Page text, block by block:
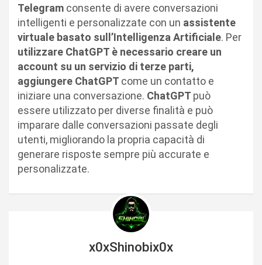
Telegram consente di avere conversazioni
intelligenti e personalizzate con un assistente
virtuale basato sull’Intelligenza Artificiale. Per
utilizzare ChatGPT è necessario creare un
account su un servizio di terze parti,
aggiungere ChatGPT come un contatto e
iniziare una conversazione. ChatGPT può
essere utilizzato per diverse finalità e può
imparare dalle conversazioni passate degli
utenti, migliorando la propria capacità di
generare risposte sempre più accurate e
personalizzate.
x0xShinobix0x